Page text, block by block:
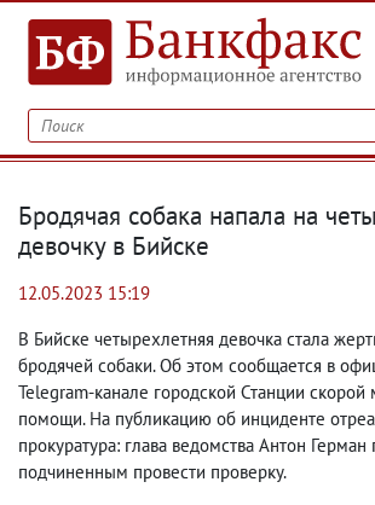
Бродячая собака напала на
девочку в Бийске
12.05.2023 15:19
В Бийске четырехлетняя девочка стала
бродячей собаки. Об этом сообщается в
Telegram-канале городской Станции скорой
помощи. На публикацию об инциденте
прокуратура: глава ведомства Антон
подчиненным провести проверку.